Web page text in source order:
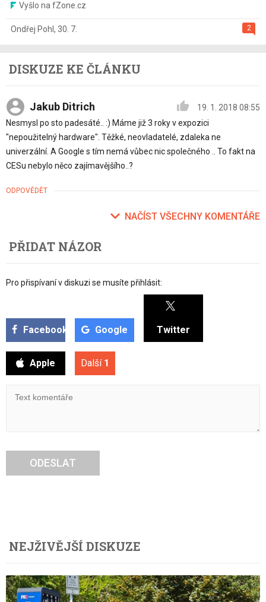
Vyšlo na fZone.cz
2
Ondřej Pohl , 30. 7.
DISKUZE KE ČLÁNKU
Jakub Ditrich
19. 1. 2018 08:55
Nesmysl po sto padesáté.. :) Máme již 3 roky v expozici
"nepoužitelný hardware". Těžké, neovladatelé, zdaleka ne
univerzální. A Google s tím nemá vůbec nic společného .. To fakt na
CESu nebylo něco zajímavějšího..?
ODPOVĚDĚT
NAČÍST VŠECHNY KOMENTÁŘE
PŘIDAT NÁZOR
Pro přispívaní v diskuzi se musíte přihlásit:
Facebook Google Twitter
Apple Další 1
ODESLAT
NEJŽIVĚJŠÍ DISKUZE